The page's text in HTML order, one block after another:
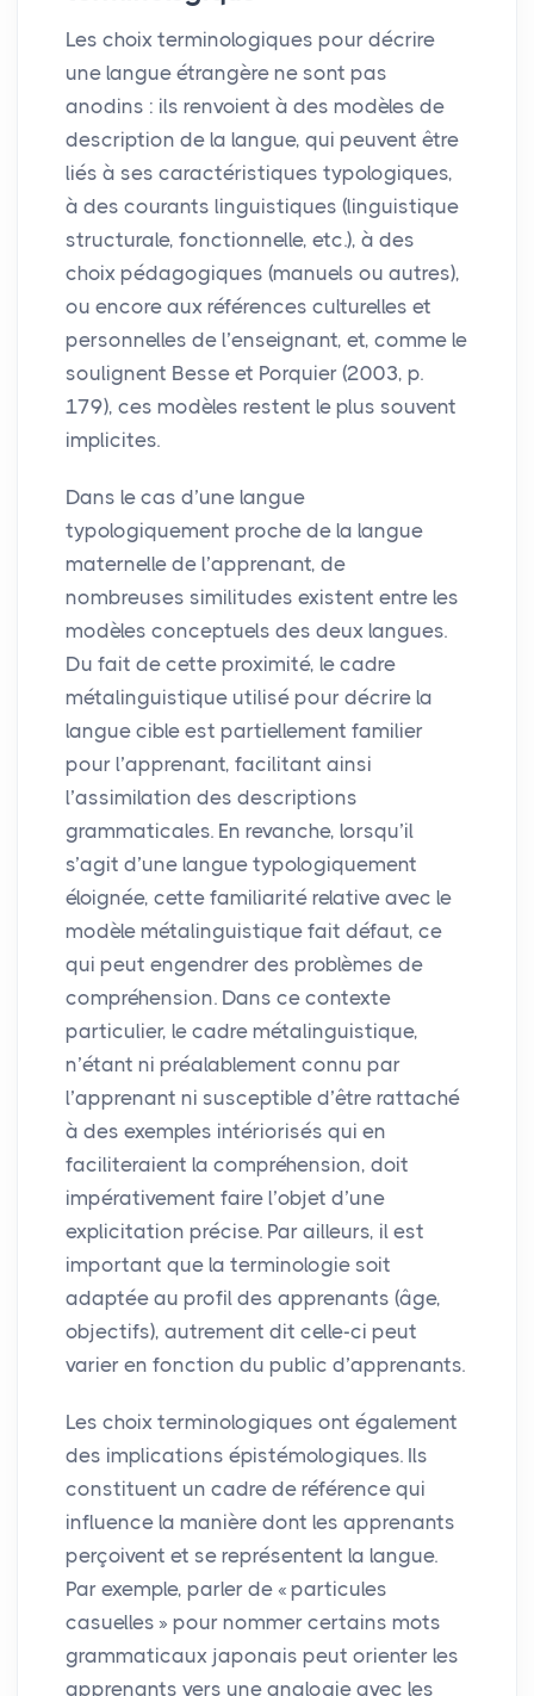
Les choix terminologiques pour décrire
une langue étrangère ne sont pas
anodins : ils renvoient à des modèles de
description de la langue, qui peuvent être
liés à ses caractéristiques typologiques,
à des courants linguistiques (linguistique
structurale, fonctionnelle, etc.), à des
choix pédagogiques (manuels ou autres),
ou encore aux références culturelles et
personnelles de l’enseignant, et, comme le
soulignent Besse et Porquier (2003, p.
179), ces modèles restent le plus souvent
implicites.
Dans le cas d’une langue
typologiquement proche de la langue
maternelle de l’apprenant, de
nombreuses similitudes existent entre les
modèles conceptuels des deux langues.
Du fait de cette proximité, le cadre
métalinguistique utilisé pour décrire la
langue cible est partiellement familier
pour l’apprenant, facilitant ainsi
l’assimilation des descriptions
grammaticales. En revanche, lorsqu’il
s’agit d’une langue typologiquement
éloignée, cette familiarité relative avec le
modèle métalinguistique fait défaut, ce
qui peut engendrer des problèmes de
compréhension. Dans ce contexte
particulier, le cadre métalinguistique,
n’étant ni préalablement connu par
l’apprenant ni susceptible d’être rattaché
à des exemples intériorisés qui en
faciliteraient la compréhension, doit
impérativement faire l’objet d’une
explicitation précise. Par ailleurs, il est
important que la terminologie soit
adaptée au profil des apprenants (âge,
objectifs), autrement dit celle-ci peut
varier en fonction du public d’apprenants.
Les choix terminologiques ont également
des implications épistémologiques. Ils
constituent un cadre de référence qui
influence la manière dont les apprenants
perçoivent et se représentent la langue.
Par exemple, parler de « particules
casuelles » pour nommer certains mots
grammaticaux japonais peut orienter les
apprenants vers une analogie avec les